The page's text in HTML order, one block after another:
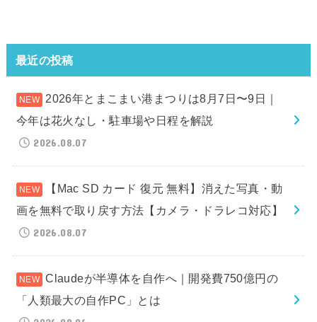
最近の投稿
2026年とまこまい港まつりは8月7日〜9日｜
今年は花火なし・駐車場や日程を解説
2026.08.07
【Mac SD カード 復元 無料】消えた写真・動
画を無料で取り戻す方法【カメラ・ドラレコ対応】
2026.08.07
Claudeが半導体を自作へ｜開発費750億円の
「人類最大の自作PC」とは